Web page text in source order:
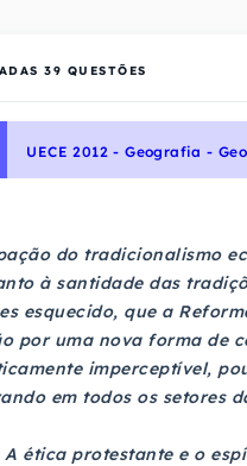
39 QUESTÕES
UECE 2012 - Geografia -
do tradicionalismo
à santidade das
esquecido, que a
por uma nova forma de
imperceptível,
em todos os setores
A ética protestante e o